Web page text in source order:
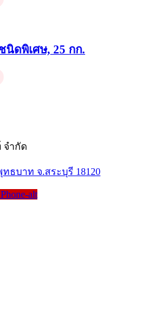
ดพิเศษ, 25 กก.
จำกัด
ธบาท จ.สระบุรี 18120
Phone-alt